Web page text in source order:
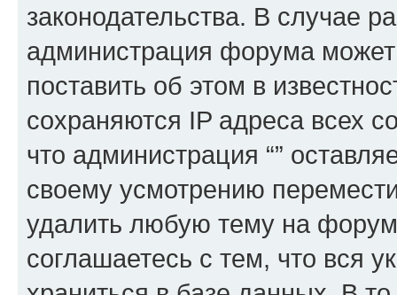
законодательства. В случае
администрация форума
поставить об этом в
сохраняются IP адреса всех
что администрация “”
своему усмотрению
удалить любую тему на
соглашаетесь с тем, что вся